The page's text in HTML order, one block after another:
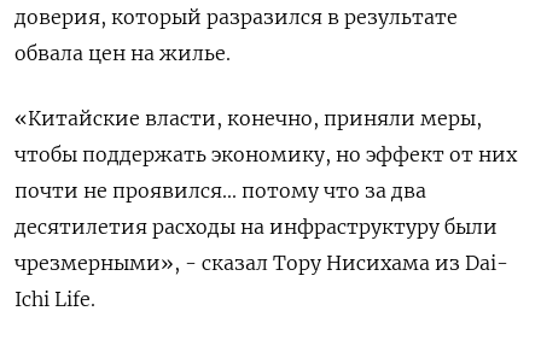
доверия, который разразился в результате
обвала цен на жилье.
«Китайские власти, конечно, приняли меры,
чтобы поддержать экономику, но эффект от них
почти не проявился... потому что за два
десятилетия расходы на инфраструктуру были
чрезмерными», - сказал Тору Нисихама из Dai-
Ichi Life.